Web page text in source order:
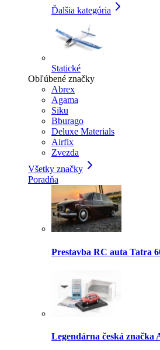
Ďalšia kategória
Statické
Obľúbené značky
Abrex
Agama
Siku
Bburago
Deluxe Materials
Airfix
Zvezda
Všetky značky
Poradňa
Prestavba RC auta Tatra
Legendárna česká značka